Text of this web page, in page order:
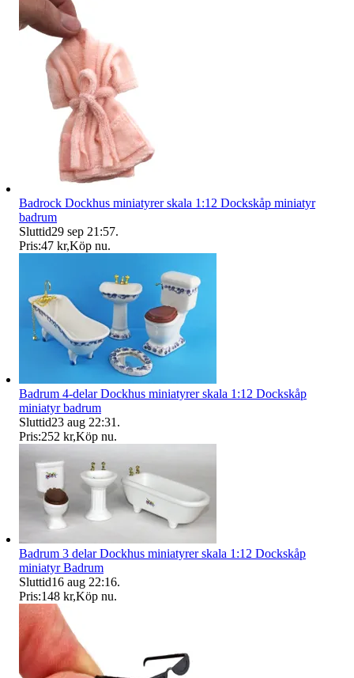
Badrock Dockhus miniatyrer skala 1:12 Dockskåp miniatyr
badrum
Sluttid29 sep 21:57.
Pris:47 kr,Köp nu.
Badrum 4-delar Dockhus miniatyrer skala 1:12 Dockskåp
miniatyr badrum
Sluttid23 aug 22:31 .
Pris:252 kr,Köp nu.
Badrum 3 delar Dockhus miniatyrer skala 1:12 Dockskåp
miniatyr Badrum
Sluttid16 aug 22:16.
Pris:148 kr,Köp nu.